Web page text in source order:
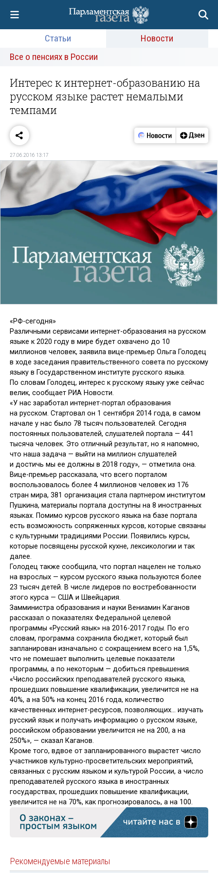
Статьи
Новости
Все о пенсиях в России
Интерес к интернет-образованию на
русском языке растет немалыми
темпами
27.06.2016 13:17
«РФ-сегодня»
Различными сервисами интернет-образования на русском
языке к 2020 году в мире будет охвачено до 10
миллионов человек, заявила вице-премьер Ольга Голодец
в ходе заседания правительственного совета по русскому
языку в Государственном институте русского языка.
По словам Голодец, интерес к русскому языку уже сейчас
велик, сообщает РИА Новости.
«У нас заработал интернет-портал образования
на русском. Стартовал он 1 сентября 2014 года, в самом
начале у нас было 78 тысяч пользователей. Сегодня
постоянных пользователей, слушателей портала — 441
тысяча человек. Это отличный результат, но я напомню,
что наша задача — выйти на миллион слушателей
и достичь мы ее должны в 2018 году», — отметила она.
Вице-премьер рассказала, что всего порталом
воспользовалось более 4 миллионов человек из 176
стран мира, 381 организация стала партнером институтом
Пушкина, материалы портала доступны на 8 иностранных
языках. Помимо курсов русского языка на базе портала
есть возможность сопряженных курсов, которые связаны
с культурными традициями России. Появились курсы,
которые посвящены русской кухне, лексикологии и так
далее.
Голодец также сообщила, что портал нацелен не только
на взрослых — курсом русского языка пользуются более
23 тысяч детей. В числе лидеров по востребованности
этого курса — США и Швейцария.
Замминистра образования и науки Вениамин Каганов
рассказал о показателях Федеральной целевой
программы «Русский язык» на 2016-2017 годы. По его
словам, программа сохранила бюджет, который был
запланирован изначально с сокращением всего на 1,5%,
что не помешает выполнить целевые показатели
программы, а по некоторым — добиться превышения.
«Число российских преподавателей русского языка,
прошедших повышение квалификации, увеличится не на
40%, а на 50% на конец 2016 года, количество
качественных интернет-ресурсов, позволяющих… изучать
русский язык и получать информацию о русском языке,
российском образовании увеличится не на 200, а на
250%», — сказал Каганов.
Кроме того, вдвое от запланированного вырастет число
участников культурно-просветительских мероприятий,
связанных с русским языком и культурой России, а число
преподавателей русского языка в иностранных
государствах, прошедших повышение квалификации,
увеличится не на 70%, как прогнозировалось, а на 100.
Рекомендуемые материалы